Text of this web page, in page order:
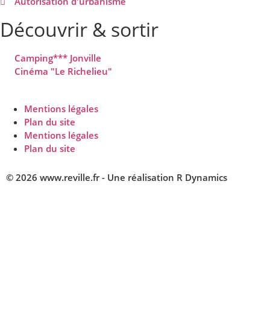
Découvrir & sortir
Camping*** Jonville
Cinéma "Le Richelieu"
Mentions légales
Plan du site
Mentions légales
Plan du site
© 2026 www.reville.fr - Une réalisation R Dynamics